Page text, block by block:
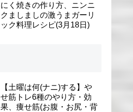
にく焼きの作り方、ニンニ
クましましの激うまガーリ
ック料理レシピ(3月18日)
【土曜は何(ナニ)する】や
せ筋トレ6種のやり方・効
果、痩せ筋(お腹・お尻・背